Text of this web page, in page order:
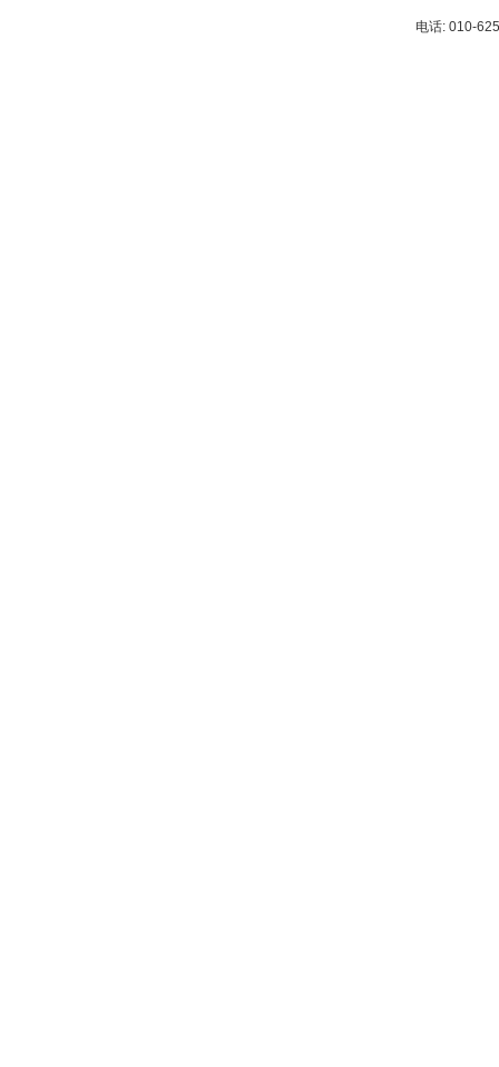
电话: 010-